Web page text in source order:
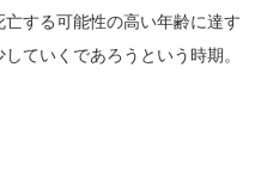
する可能性の高い年齢に達す
ていくであろうという時期。